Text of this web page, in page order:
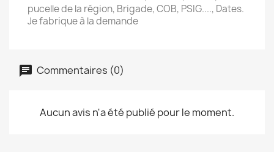
pucelle de la région, Brigade, COB, PSIG...., Dates.
Je fabrique à la demande
Commentaires (0)
Aucun avis n'a été publié pour le moment.